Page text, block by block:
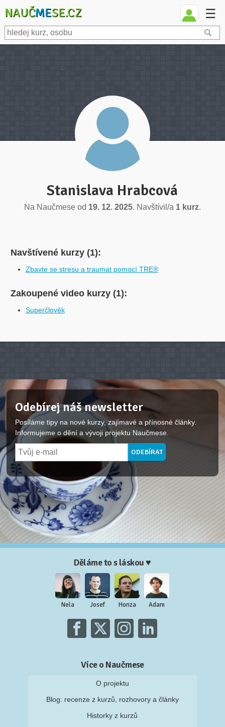
NAUČMESE.CZ ☰
Stanislava Hrabcová
Na Naučmese od 19. 12. 2025. Navštívil/a 1 kurz.
Navštívené kurzy (1):
Zbavte se stresu a traumat pomocí TRE®
Zakoupené video kurzy (1):
Superčlověk
Odebírej náš newsletter
Posíláme tipy na nové kurzy, zajímavé a přínosné články.
Informujeme o dění a vývoji projektu Naučmese.
Děláme to s láskou ♥
Nela Josef Honza Adam
Více o Naučmese
O projektu
Blog: recenze z kurzů, rozhovory a články
Historky z kurzů